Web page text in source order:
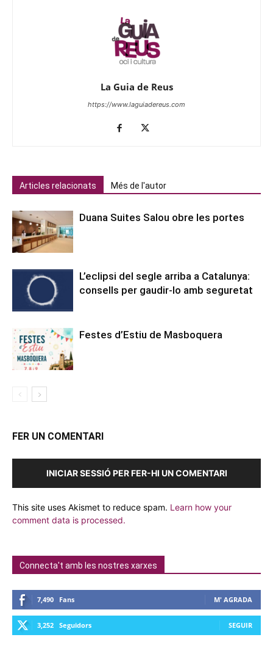
La Guia de Reus
https://www.laguiadereus.com
Articles relacionats Més de l'autor
Duana Suites Salou obre les portes
L’eclipsi del segle arriba a Catalunya:
consells per gaudir-lo amb seguretat
Festes d’Estiu de Masboquera
FER UN COMENTARI
INICIAR SESSIÓ PER FER-HI UN COMENTARI
This site uses Akismet to reduce spam. Learn how your
comment data is processed.
Connecta't amb les nostres xarxes
7,490 Fans M' AGRADA
3,252 Seguidors SEGUIR